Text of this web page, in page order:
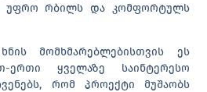
უფრო რბილს და კომფორტულს
მომხმარებლებისთვის ეს
ერთი ყველაზე საინტერესო
რომ პროექტი მუშაობს